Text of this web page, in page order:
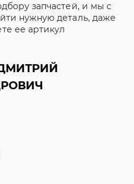
запчастей, и мы с
нужную деталь, даже
ее артикул